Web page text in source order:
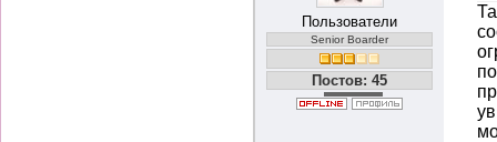
Пользователи
Senior Boarder
Постов: 45